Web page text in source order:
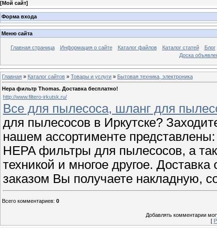
[Мой сайт]
Форма входа
Меню сайта
Главная страница Информация о сайте Каталог файлов Каталог статей
Блог
Доска
Главная » Каталог сайтов » Товары и услуги » Бытовая техника, электроника
Hepa фильтр Thomas. Доставка бесплатно!
http://www.filtero-irkutsk.ru/
Все для пылесоса, шланг для
для пылесосов в Иркутске?
нашем ассортименте
HEPA фильтры для пылесосов, а
техникой и многое другое.
заказом Вы получаете накладную,
Всего комментариев: 0
Добавлять комментарии
[